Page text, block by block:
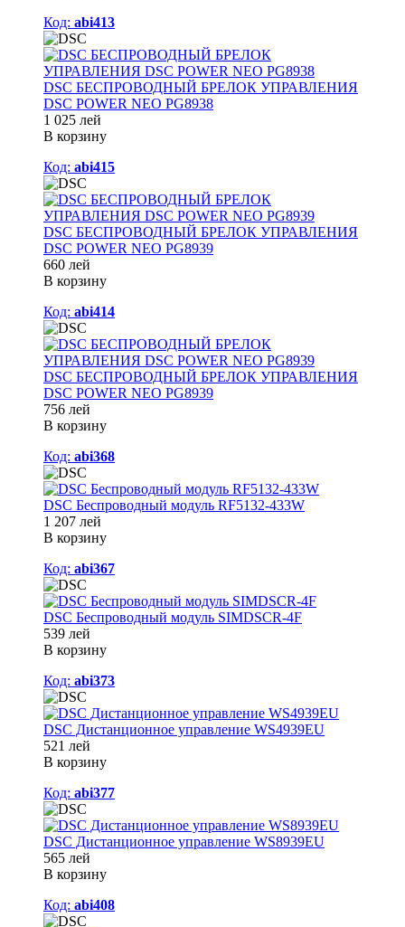
Код: abi413
DSC БЕСПРОВОДНЫЙ БРЕЛОК УПРАВЛЕНИЯ
DSC POWER NEO PG8938
1 025 лей
В корзину
Код: abi415
DSC БЕСПРОВОДНЫЙ БРЕЛОК УПРАВЛЕНИЯ
DSC POWER NEO PG8939
660 лей
В корзину
Код: abi414
DSC БЕСПРОВОДНЫЙ БРЕЛОК УПРАВЛЕНИЯ
DSC POWER NEO PG8939
756 лей
В корзину
Код: abi368
DSC Беспроводный модуль RF5132-433W
1 207 лей
В корзину
Код: abi367
DSC Беспроводный модуль SIMDSCR-4F
539 лей
В корзину
Код: abi373
DSC Дистанционное управление WS4939EU
521 лей
В корзину
Код: abi377
DSC Дистанционное управление WS8939EU
565 лей
В корзину
Код: abi408